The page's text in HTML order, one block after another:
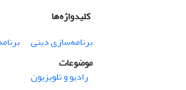
کلیدواژه‌ها
برنامه‌سازی دینی
موضوعات
رادیو و تلویزیون